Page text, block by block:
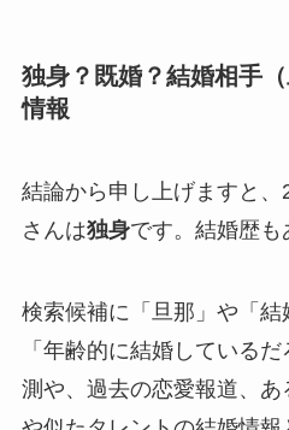
独身？既婚？結婚相手
情報
結論から申し上げますと
さんは独身です。結婚歴も
検索候補に「旦那」や「結
「年齢的に結婚している
測や、過去の恋愛報道、あ